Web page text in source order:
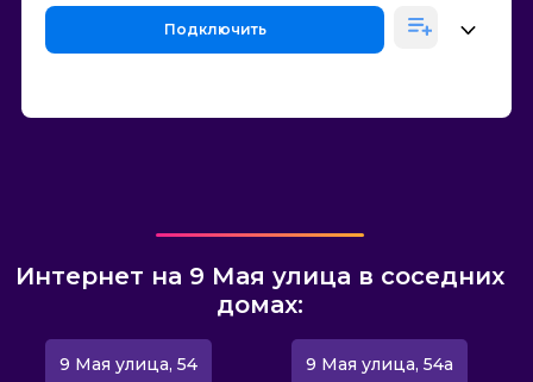
Подключить
Интернет на 9 Мая улица в соседних
домах:
9 Мая улица, 54 9 Мая улица, 54а